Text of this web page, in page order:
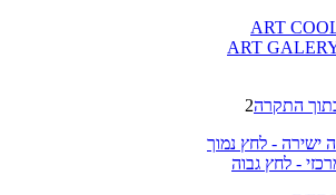
2
ישירה - לחץ נמוך
- לחץ גבוה